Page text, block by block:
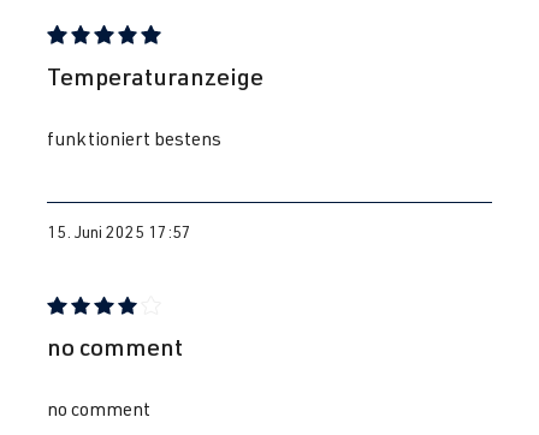
Bewertung mit 5 von 5 Sternen
Temperaturanzeige
funktioniert bestens
15. Juni 2025 17:57
Bewertung mit 4 von 5 Sternen
no comment
no comment